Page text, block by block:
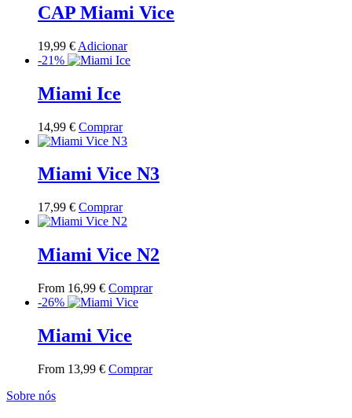
CAP Miami Vice
19,99 € Adicionar
-21%
Miami Ice
14,99 € ComprarThis
product
multiple
variants.
options
may
chosen
on
product
page
Miami Vice N3
17,99 € ComprarThis
product
multiple
variants.
options
may
chosen
on
product
Miami Vice N2
From 16,99 € ComprarThis
options
-26%
Miami Vice
From 13,99 € ComprarThis
Sobre nós